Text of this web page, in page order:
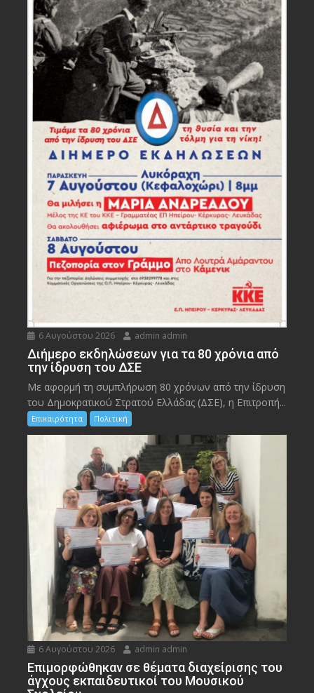
6 Αυγούστου 2026 admin admin
Διήμερο εκδηλώσεων για τα 80 χρόνια από
την ίδρυση του ΔΣΕ
Με αφορμή τη συμπλήρωση 80 χρόνων από την ίδρυση
του Δημοκρατικού Στρατού Ελλάδας (ΔΣΕ), η Επιτροπή...
Επικαιρότητα Πολιτική
6 Αυγούστου 2026 admin admin
Eπιμορφώθηκαν σε θέματα διαχείρισης του
άγχους εκπαιδευτικοί του Μουσικού